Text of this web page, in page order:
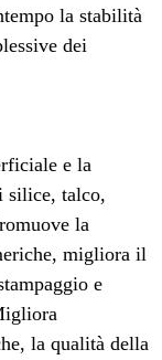
la stabilità
dei
e la
silice, talco,
la
migliora il
e
la qualità della